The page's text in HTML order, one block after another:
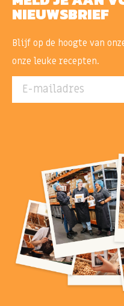
NIEUWSBRIEF
Blijf op de hoogte van
onze leuke recepten.
E-mailadres